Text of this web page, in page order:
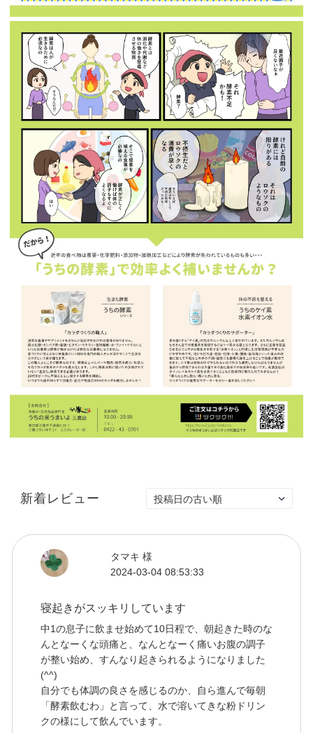
新着レビュー
タマキ 様
2024-03-04 08:53:33
寝起きがスッキリしています
中1の息子に飲ませ始めて10日程で、朝起きた時のな
んとなーくな頭痛と、なんとなーく痛いお腹の調子
が整い始め、すんなり起きられるようになりました
(^^)
自分でも体調の良さを感じるのか、自ら進んで毎朝
「酵素飲むわ」と言って、水で溶いてきな粉ドリン
クの様にして飲んでいます。